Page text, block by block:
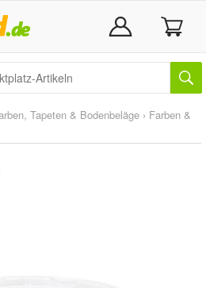
Tapeten & Bodenbeläge › Farben &